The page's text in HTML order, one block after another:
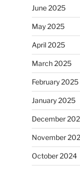
June 2025
May 2025
April 2025
March 2025
February 2025
January 2025
December
November
October 2024